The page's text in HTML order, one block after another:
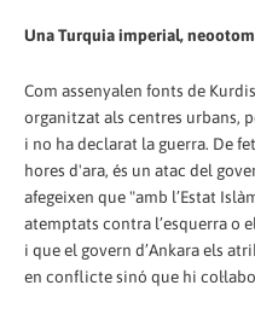
Una Turquia imperial,
Com assenyalen fonts de
organitzat als centres urbans,
i no ha declarat la guerra. De
hores d'ara, és un atac del
afegeixen que "amb l’Estat
atemptats contra l’esquerra o
i que el govern d’Ankara els
en conflicte sinó que hi